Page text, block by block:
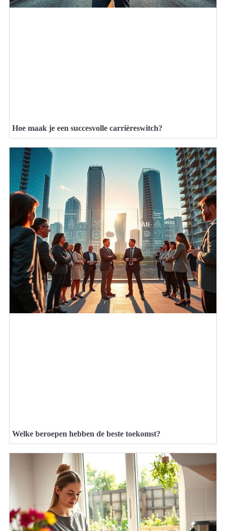
Hoe maak je een succesvolle carrièreswitch?
Welke beroepen hebben de beste toekomst?